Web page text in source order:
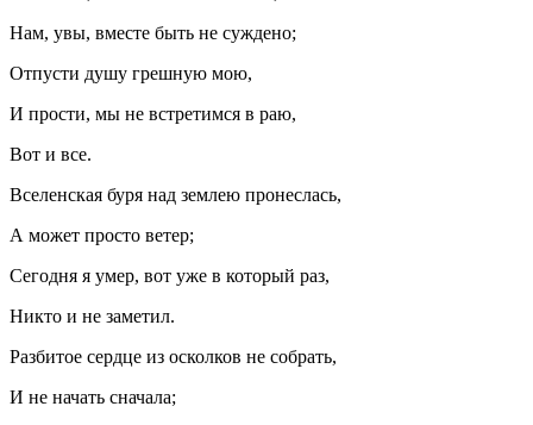
Нам, увы, вместе быть не суждено;
Отпусти душу грешную мою,
И прости, мы не встретимся в раю,
Вот и все.
Вселенская буря над землею пронеслась,
А может просто ветер;
Сегодня я умер, вот уже в который раз,
Никто и не заметил.
Разбитое сердце из осколков не собрать,
И не начать сначала;